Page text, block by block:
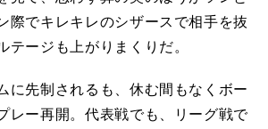
際でキレキレのシザースで相手を抜
テージも上がりまくりだ。
に先制されるも、休む間もなくボー
レー再開。代表戦でも、リーグ戦で